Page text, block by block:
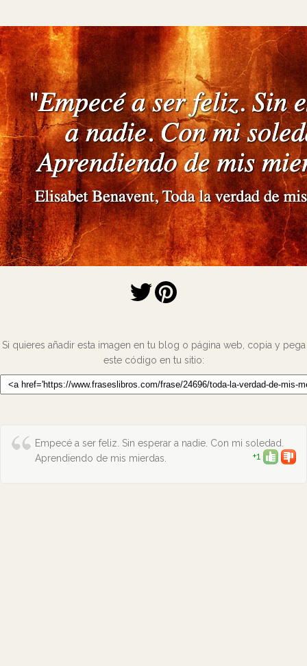
Si quieres añadir esta imagen en tu blog o página web, copia y pega
este código en tu sitio:
Empecé a ser feliz. Sin esperar a nadie. Con mi soledad.
Aprendiendo de mis mierdas.
+1